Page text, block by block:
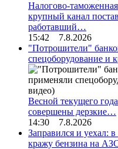
Налогово-
крупный канал
работавший…
15:42 7.8.2026
"Потрошители"
спецоборудование и
Весной текущего
совершены дерзкие…
14:30 7.8.2026
Заправился и уехал:
кражу бензина на